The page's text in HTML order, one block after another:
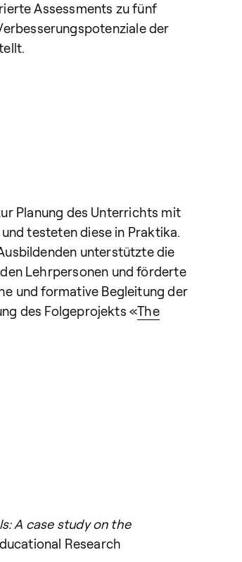
Assessments zu fünf
der
Planung des Unterrichts mit
testeten diese in Praktika.
unterstützte die
Lehrpersonen und förderte
und formative Begleitung der
des Folgeprojekts «The
A case study on the
Research